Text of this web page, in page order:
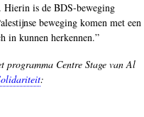
Hierin is de BDS-beweging
beweging komen met een
in kunnen herkennen.”
programma Centre Stage van Al
: